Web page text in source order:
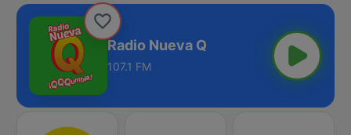
Radio Nueva Q
107.1 FM